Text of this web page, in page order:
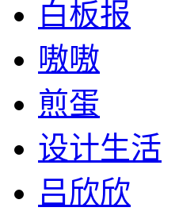
白板报
嗷嗷
煎蛋
设计生活
吕欣欣